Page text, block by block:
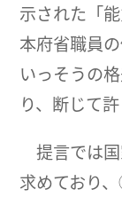
示された「
本府省職員
いっそうの
り、断じて
提言では
求めており